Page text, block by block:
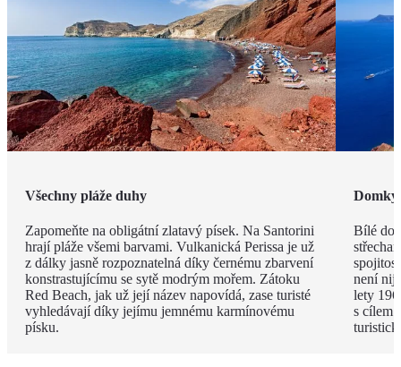
Všechny pláže duhy
Zapomeňte na obligátní zlatavý písek. Na Santorini
hrají pláže všemi barvami. Vulkanická Perissa je už
z dálky jasně rozpoznatelná díky černému zbarvení
konstrastujícímu se sytě modrým mořem. Zátoku
Red Beach, jak už její název napovídá, zase turisté
vyhledávají díky jejímu jemnému karmínovému
písku.
Domky
Bílé
není
lety
s cílem